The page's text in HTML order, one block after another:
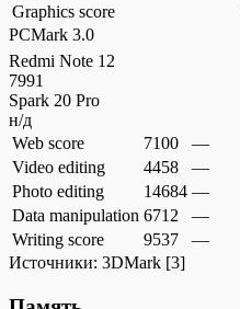
Graphics score
PCMark 3.0
Redmi Note 12
7991
Spark 20 Pro
н/д
Web score
7100
—
Video editing
4458
—
Photo editing
14684 —
Data manipulation 6712
—
Writing score
9537
—
Источники: 3DMark [3]